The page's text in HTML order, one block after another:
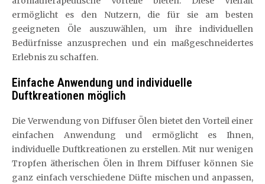
ermöglicht es den Nutzern, die für sie am besten
geeigneten Öle auszuwählen, um ihre individuellen
Bedürfnisse anzusprechen und ein maßgeschneidertes
Erlebnis zu schaffen.
Einfache Anwendung und individuelle
Duftkreationen möglich
Die Verwendung von Diffuser Ölen bietet den Vorteil einer
einfachen Anwendung und ermöglicht es Ihnen,
individuelle Duftkreationen zu erstellen. Mit nur wenigen
Tropfen ätherischen Ölen in Ihrem Diffuser können Sie
ganz einfach verschiedene Düfte mischen und anpassen,